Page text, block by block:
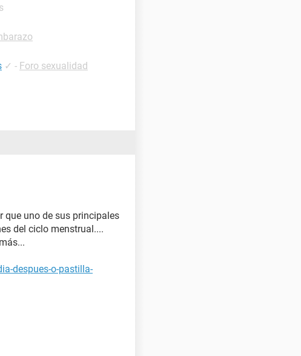
✓ - Foro sexualidad
que uno de sus principales
del ciclo menstrual....
despues-o-pastilla-